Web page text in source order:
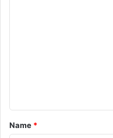
*
Name *